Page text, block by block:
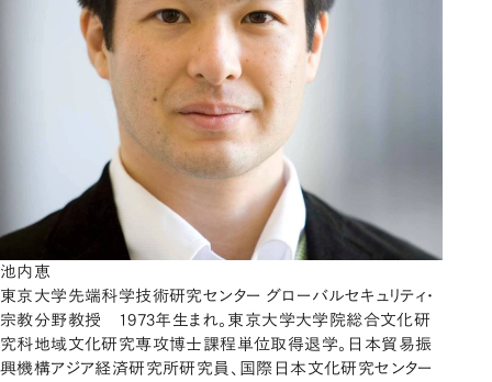
池内恵
東京大学先端科学技術研究センター グローバルセキュリティ・
宗教分野教授 1973年生まれ。東京大学大学院総合文化研
究科地域文化研究専攻博士課程単位取得退学。日本貿易振
興機構アジア経済研究所研究員、国際日本文化研究センター